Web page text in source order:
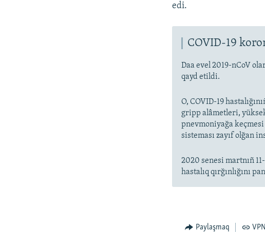
edi.
COVID-19
Daa evel 2019-nCoV
qayd etildi.
O, COVID-19
gripp alâmetleri,
pnevmoniyağa
sisteması zayıf olğan
2020 senesi martnıñ
hastalıq qırğınlığını
Paylaşmaq